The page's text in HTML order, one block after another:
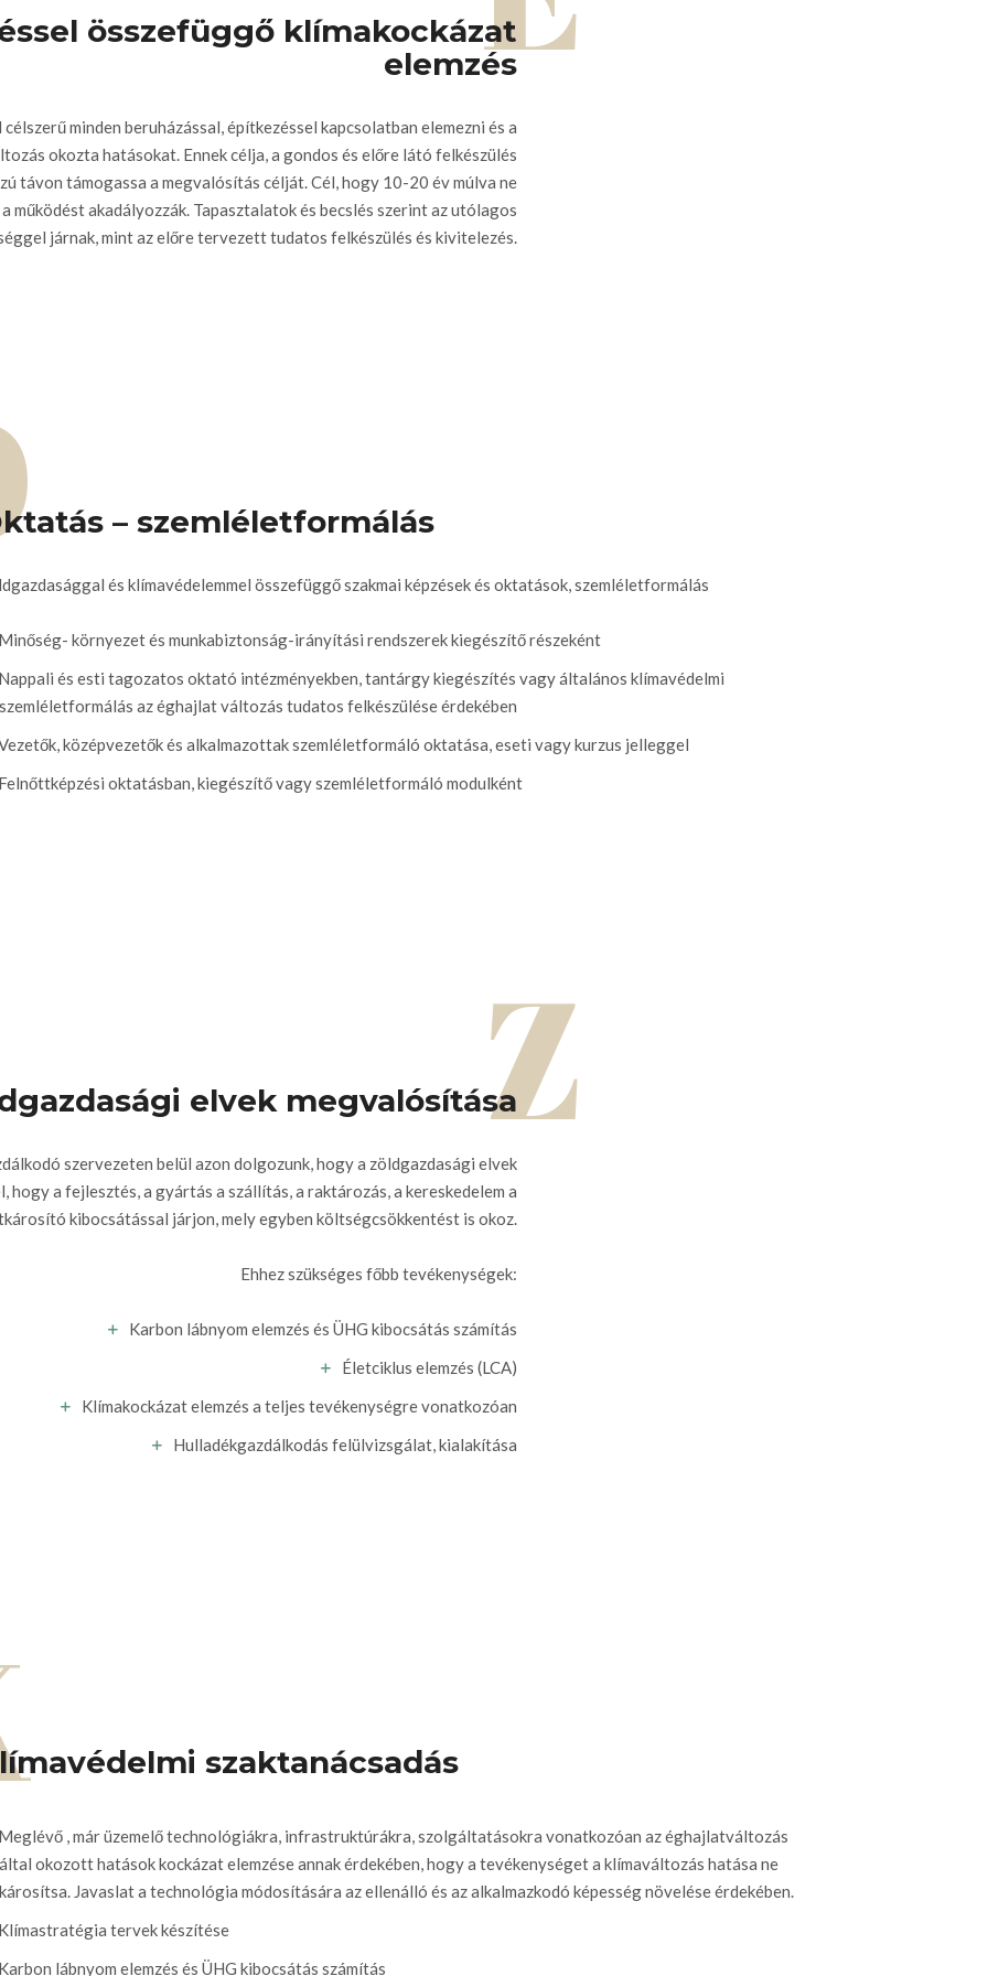
összefüggő klímakockázat
elemzés
minden beruházással, építkezéssel kapcsolatban elemezni és a
okozta hatásokat. Ennek célja, a gondos és előre látó felkészülés
távon támogassa a megvalósítás célját. Cél, hogy 10-20 év múlva ne
működést akadályozzák. Tapasztalatok és becslés szerint az utólagos
járnak, mint az előre tervezett tudatos felkészülés és kivitelezés.
– szemléletformálás
és klímavédelemmel összefüggő szakmai képzések és oktatások, szemléletformálás
környezet és munkabiztonság-irányítási rendszerek kiegészítő részeként
és esti tagozatos oktató intézményekben, tantárgy kiegészítés vagy általános klímavédelmi
szemléletformálás az éghajlat változás tudatos felkészülése érdekében
középvezetők és alkalmazottak szemléletformáló oktatása, eseti vagy kurzus jelleggel
oktatásban, kiegészítő vagy szemléletformáló modulként
Z
elvek megvalósítása
szervezeten belül azon dolgozunk, hogy a zöldgazdasági elvek
hogy a fejlesztés, a gyártás a szállítás, a raktározás, a kereskedelem a
kibocsátással járjon, mely egyben költségcsökkentést is okoz.
Ehhez szükséges főbb tevékenységek:
Karbon lábnyom elemzés és ÜHG kibocsátás számítás
Életciklus elemzés (LCA)
Klímakockázat elemzés a teljes tevékenységre vonatkozóan
Hulladékgazdálkodás felülvizsgálat, kialakítása
szaktanácsadás
, már üzemelő technológiákra, infrastruktúrákra, szolgáltatásokra vonatkozóan az éghajlatváltozás
által okozott hatások kockázat elemzése annak érdekében, hogy a tevékenységet a klímaváltozás hatása ne
károsítsa. Javaslat a technológia módosítására az ellenálló és az alkalmazkodó képesség növelése érdekében.
tervek készítése
lábnyom elemzés és ÜHG kibocsátás számítás